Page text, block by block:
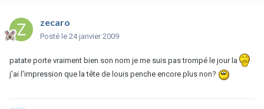
zecaro
Posté le 24 janvier 2009
patate porte vraiment bien son nom je me suis pas trompé le jour la
j'ai l'impression que la tête de louis penche encore plus non?